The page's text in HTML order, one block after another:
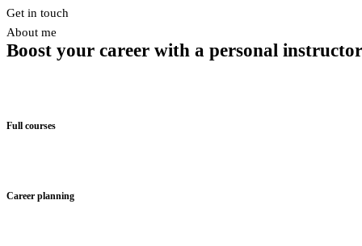
Get in touch
About me
Boost your career with a personal instructor
Full courses
Career planning